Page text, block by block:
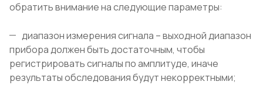
обратить внимание на следующие параметры:
диапазон измерения сигнала – выходной диапазон
прибора должен быть достаточным, чтобы
регистрировать сигналы по амплитуде, иначе
результаты обследования будут некорректными;